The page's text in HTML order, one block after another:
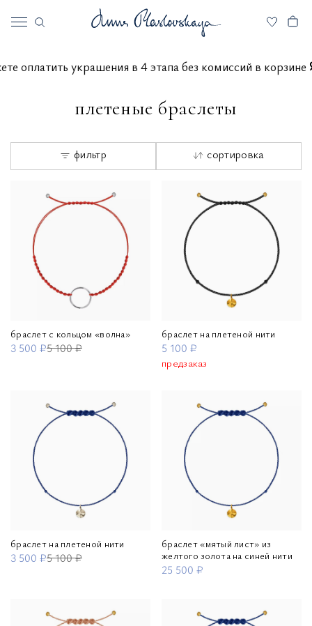
оплатить украшения в 4 этапа без комиссий в
плетеные браслеты
фильтр сортировка
браслет с кольцом «волна»
3 500 ₽5 100 ₽
браслет на плетеной нити
5 100 ₽
предзаказ
браслет на плетеной нити
3 500 ₽5 100 ₽
браслет «мятый лист» из
желтого золота на синей нити
25 500 ₽